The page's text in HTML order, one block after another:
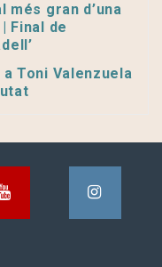
més gran d’una
Final de
Toni Valenzuela